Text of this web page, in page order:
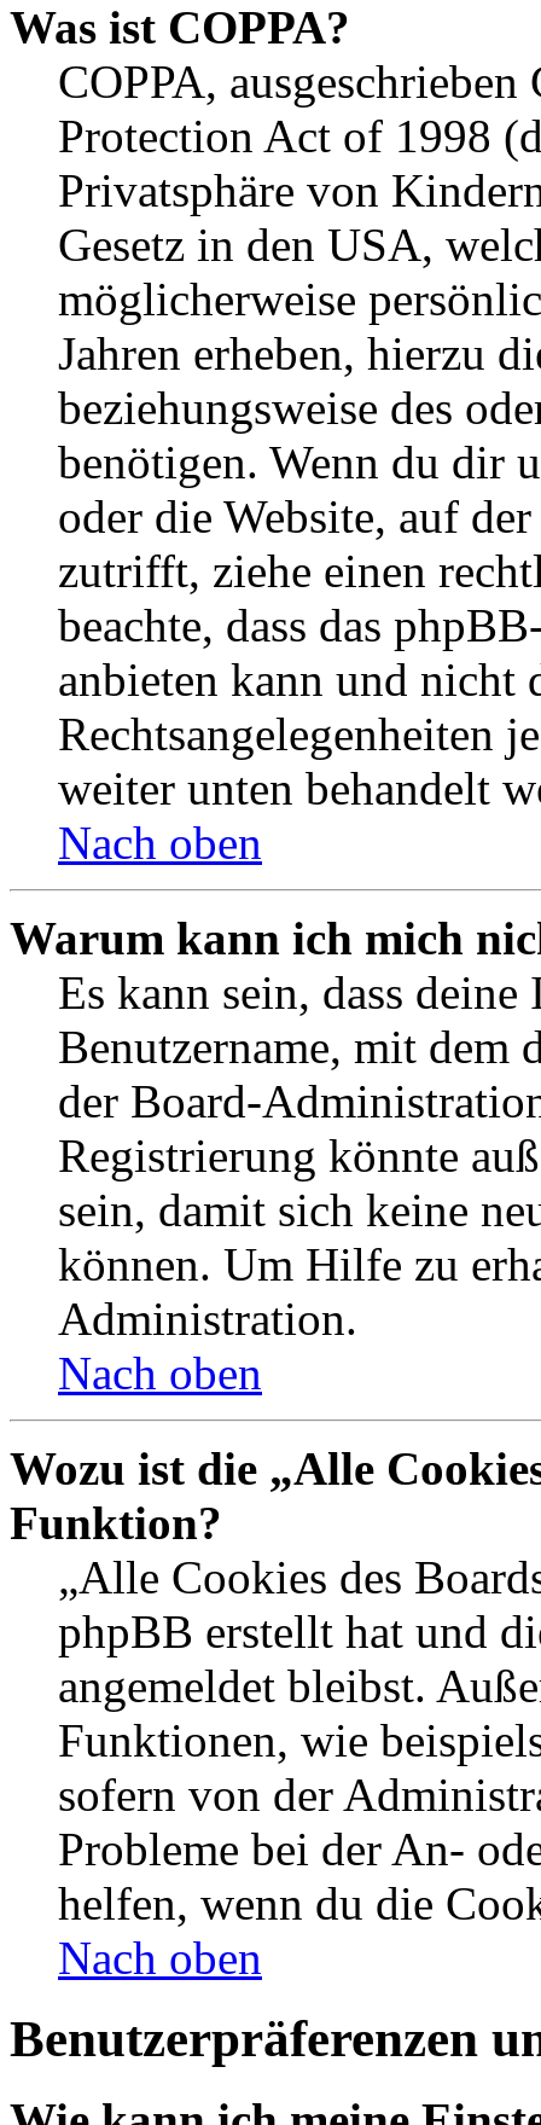
Was ist COPPA?
COPPA,
Protection Act of 1998
Privatsphäre von
Gesetz in den USA,
möglicherweise
Jahren erheben, hierzu
beziehungsweise des
benötigen. Wenn du dir
oder die Website, auf
zutrifft, ziehe einen
beachte, dass das
anbieten kann und nicht
Rechtsangelegenheiten
weiter unten behandelt
Nach oben
Warum kann ich mich
Es kann sein, dass
Benutzername, mit dem
der Board-
Registrierung könnte
sein, damit sich keine
können. Um Hilfe zu
Administration.
Nach oben
Wozu ist die „Alle
Funktion?
„Alle Cookies des
phpBB erstellt hat und
angemeldet bleibst.
Funktionen, wie
sofern von der
Probleme bei der An-
helfen, wenn du die
Nach oben
Benutzerpräferenzen